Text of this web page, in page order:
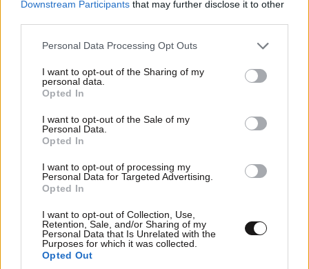
Downstream Participants that may further disclose it to other
Please note that this website/app uses one or more Google
not limited to your visit or usage behaviour. You may click to
grant or deny consent to Google and its third-party tags to
use your data for below specified purposes in below Google
consent section.
Personal Data Processing Opt Outs
I want to opt-out of the Sharing of my
personal data.
Opted In
I want to opt-out of the Sale of my
Personal Data.
Opted In
I want to opt-out of processing my
Personal Data for Targeted Advertising.
Opted In
I want to opt-out of Collection, Use,
Retention, Sale, and/or Sharing of my
Personal Data that Is Unrelated with the
Purposes for which it was collected.
Opted Out
ΠΡΟΣΘΕΣΤΕ ΤΟ ΣΧΟΛΙΟ ΣΑΣ